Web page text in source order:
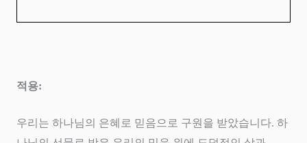
적용:
우리는 하나님의 은혜로 믿음으로 구원을 받았습니다. 하